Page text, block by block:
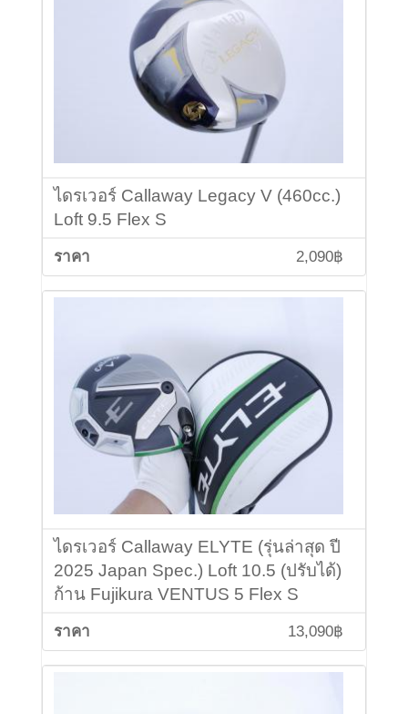
ไดรเวอร์ Callaway Legacy V (460cc.)
Loft 9.5 Flex S
2,090฿
ไดรเวอร์ Callaway ELYTE (รุ่นล่าสุด ปี
2025 Japan Spec.) Loft 10.5 (ปรับได้)
ก้าน Fujikura VENTUS 5 Flex S
13,090฿